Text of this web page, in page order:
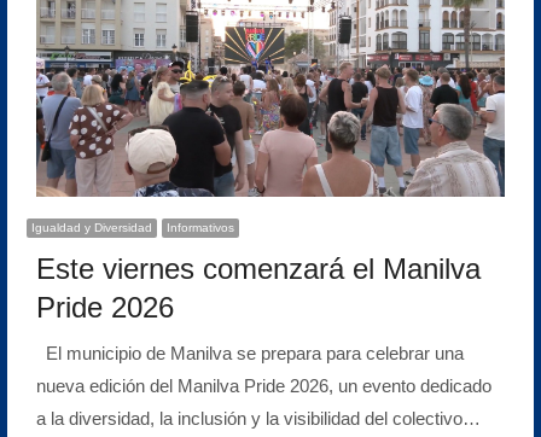
Igualdad y Diversidad Informativos
Este viernes comenzará el Manilva
Pride 2026
El municipio de Manilva se prepara para celebrar una
nueva edición del Manilva Pride 2026, un evento dedicado
a la diversidad, la inclusión y la visibilidad del colectivo…